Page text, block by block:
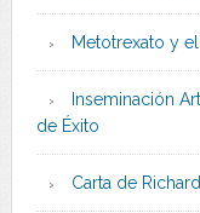
Metotrexato y
Inseminación
de Éxito
Carta de